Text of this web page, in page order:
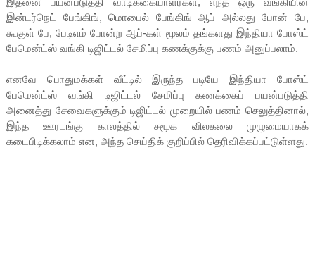
இன்டர்நெட் பேங்கிங், மொபைல் பேங்கிங் ஆப் அல்லது போன் பே,
கூகுள் பே, பேடிஎம் போன்ற ஆப்-கள் மூலம் தங்களது இந்தியா போஸ்ட்
பேமென்ட்ஸ் வங்கி டிஜிட்டல் சேமிப்பு கணக்குக்கு பணம் அனுப்பலாம்.
எனவே பொதுமக்கள் வீட்டில் இருந்த படியே இந்தியா போஸ்ட்
பேமென்ட்ஸ் வங்கி டிஜிட்டல் சேமிப்பு கணக்கைப் பயன்படுத்தி
அனைத்து சேவைகளுக்கும் டிஜிட்டல் முறையில் பணம் செலுத்தினால்,
இந்த ஊரடங்கு காலத்தில் சமூக விலகலை முழுமையாகக்
கடைபிடிக்கலாம் என, அந்த செய்திக் குறிப்பில் தெரிவிக்கப்பட்டுள்ளது.